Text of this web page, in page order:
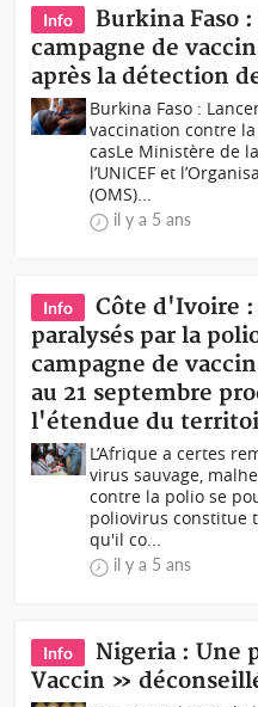
Info
Burkina Faso
campagne de
après la détection
Burkina Faso :
vaccination contre
casLe Ministère de
l’UNICEF et
(OMS)...
il y a 5 ans
Info
Côte d'Ivoire
paralysés par la
campagne de
au 21 septembre
l'étendue du
L’Afrique a certes
virus sauvage,
contre la polio se
poliovirus constitue
qu'il co...
il y a 5 ans
Info
Nigeria : Une
Vaccin »